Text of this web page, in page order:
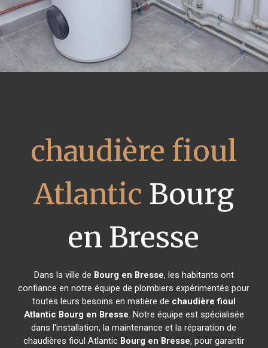
chaudière fioul
Atlantic Bourg
en Bresse
Dans la ville de Bourg en Bresse, les habitants ont
confiance en notre équipe de plombiers expérimentés pour
toutes leurs besoins en matière de chaudière fioul
Atlantic Bourg en Bresse. Notre équipe est spécialisée
dans l'installation, la maintenance et la réparation de
chaudières fioul Atlantic Bourg en Bresse, pour garantir